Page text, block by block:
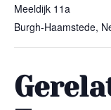
Meeldijk 11a
Burgh-Haamstede,